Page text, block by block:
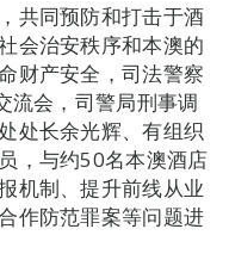
共同预防和打击于酒
会治安秩序和本澳的
财产安全，司法警察
流会，司警局刑事调
处长余光辉、有组织
，与约50名本澳酒店
机制、提升前线从业
作防范罪案等问题进